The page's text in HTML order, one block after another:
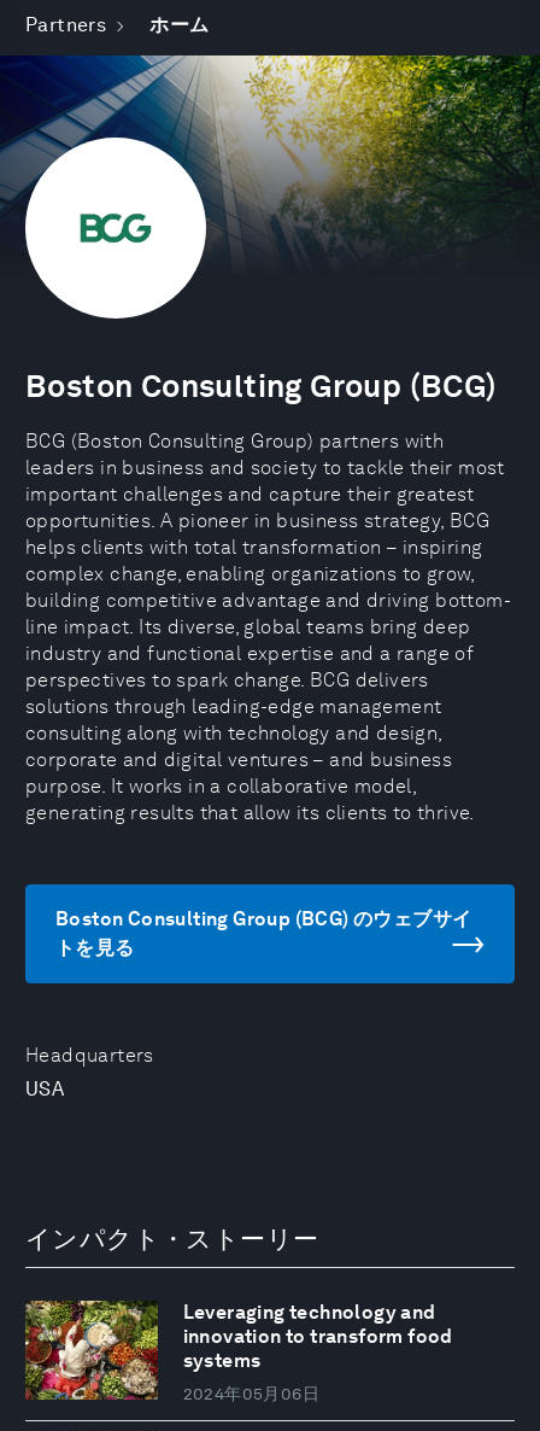
Partners ホーム
Headquarters
USA
Boston Consulting Group (BCG)
BCG (Boston Consulting Group) partners with
leaders in business and society to tackle their most
important challenges and capture their greatest
opportunities. A pioneer in business strategy, BCG
helps clients with total transformation – inspiring
complex change, enabling organizations to grow,
building competitive advantage and driving bottom-
line impact. Its diverse, global teams bring deep
industry and functional expertise and a range of
perspectives to spark change. BCG delivers
solutions through leading-edge management
consulting along with technology and design,
corporate and digital ventures – and business
purpose. It works in a collaborative model,
generating results that allow its clients to thrive.
Boston Consulting Group (BCG) のウェブサイ
トを見る
インパクト・ストーリー
Leveraging technology and
innovation to transform food
systems
2024年05月06日